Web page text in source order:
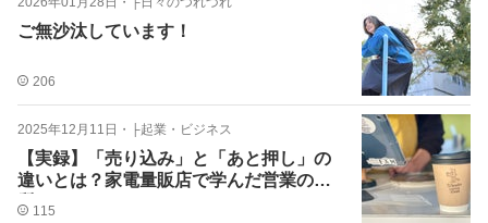
ご無沙汰しています！
206
2025年12月11日 ・ ├起業・ビジネス
【実録】「売り込み」と「あと押し」の
違いとは？家電量販店で学んだ営業の本
質115